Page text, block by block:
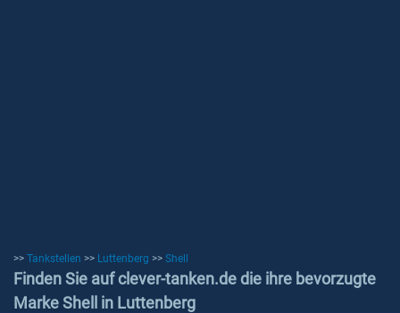
>> Tankstellen >> Luttenberg >> Shell
Finden Sie auf clever-tanken.de die ihre bevorzugte
Marke Shell in Luttenberg